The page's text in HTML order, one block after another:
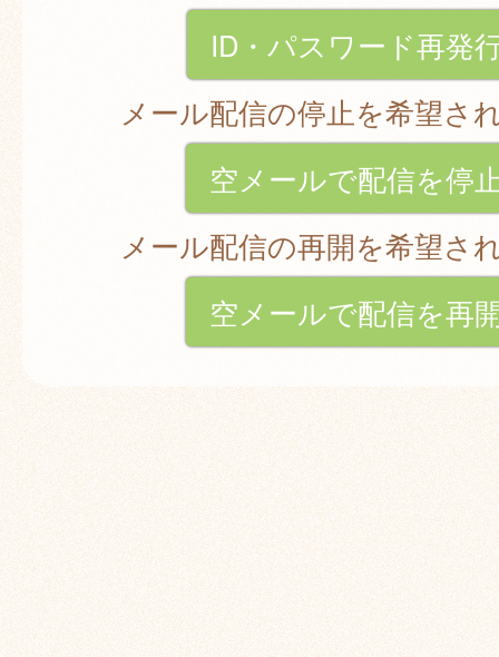
ID・パスワード再発
メール配信の停止を希望さ
空メールで配信を停
メール配信の再開を希望さ
空メールで配信を再